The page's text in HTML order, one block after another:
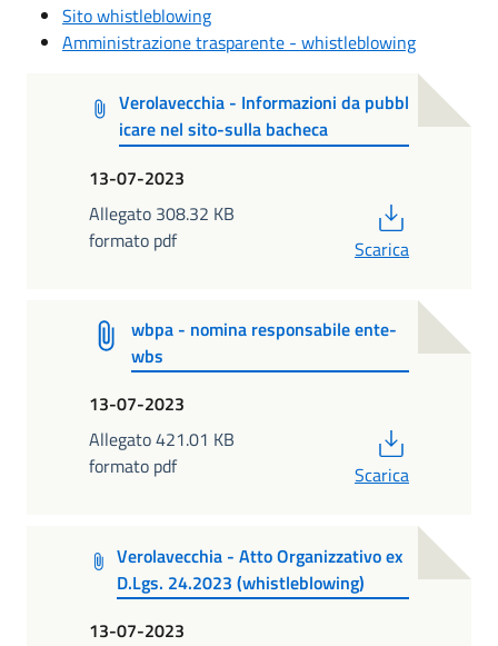
Sito whistleblowing
Amministrazione trasparente - whistleblowing
Verolavecchia - Informazioni da pubbl
icare nel sito-sulla bacheca
13-07-2023
Allegato 308.32 KB
formato pdf
Scarica
wbpa - nomina responsabile ente-
wbs
13-07-2023
Allegato 421.01 KB
formato pdf
Scarica
Verolavecchia - Atto Organizzativo ex
D.Lgs. 24.2023 (whistleblowing)
13-07-2023